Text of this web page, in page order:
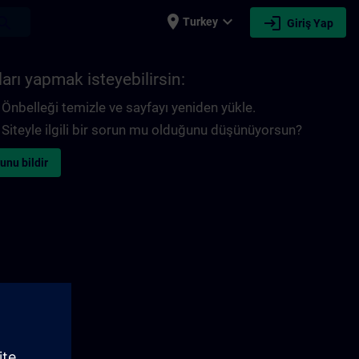
place Turkey expand_more login Giriş Yap
yapmak isteyebilirsin:
Önbelleği temizle ve sayfayı yeniden yükle.
Siteyle ilgili bir sorun mu olduğunu düşünüyorsun?
bildir